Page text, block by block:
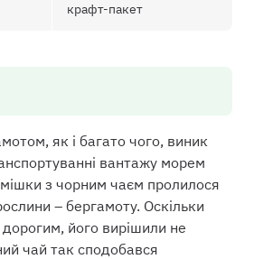
крафт-пакет
як і багато чого, виник
вантажу морем
з чорним чаєм пролилося
– бергамоту. Оскільки
його вирішили не
чай так сподобався